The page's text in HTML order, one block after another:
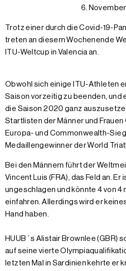
6.
Trotz einer durch die Covid-19-
treten an diesem Wochenende
ITU-Weltcup in Valencia an.
Obwohl sich einige ITU-Athleten
Saison vorzeitig zu beenden, und
die Saison 2020 ganz
Startlisten der Männer und
Europa- und Commonwealth-
Medaillengewinner der World
Bei den Männern führt der
Vincent Luis (FRA), das Feld an.
ungeschlagen und könnte 4 von 4
einfahren. Allerdings wird er
Hand haben.
HUUB´s Alistair Brownlee (GBR)
auf seine vierte
letzten Mal in Sardinien kehrte er